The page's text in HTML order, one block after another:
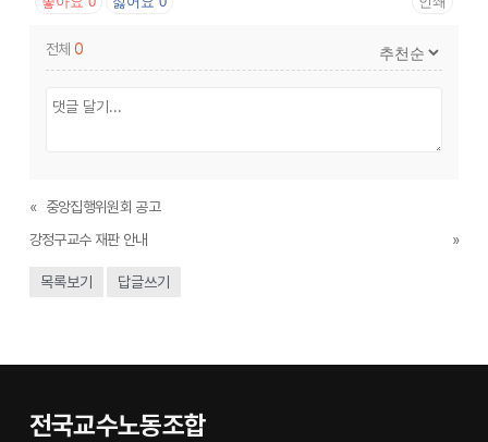
전체 0
«
중앙집행위원회 공고
강정구교수 재판 안내
»
목록보기 답글쓰기
전국교수노동조합